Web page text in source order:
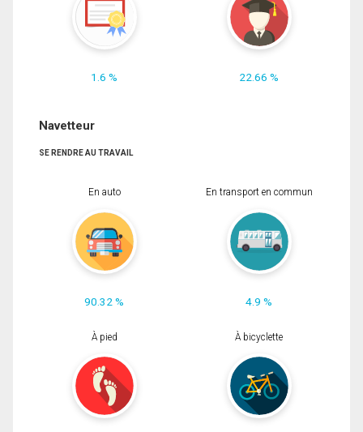
1.6 % 22.66 %
Navetteur
SE RENDRE AU TRAVAIL
En auto
90.32 %
En transport en commun
4.9 %
À pied À bicyclette